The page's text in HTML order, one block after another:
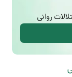
روانی